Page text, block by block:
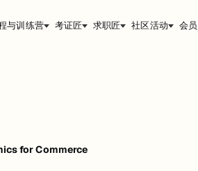
与训练营 考证匠 求职匠 社区活动 会员
点提醒总结
for Commerce